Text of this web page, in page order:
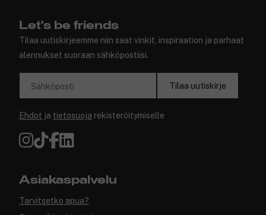
Let's be friends
Tilaa uutiskirjeemme niin saat vinkit, inspiraation ja parhaat
alennukset suoraan sähköpostiisi.
Sähköposti Tilaa uutiskirje
Ehdot ja tietosuoja rekisteröitymiselle
Asiakaspalvelu
Tarvitsetko apua?